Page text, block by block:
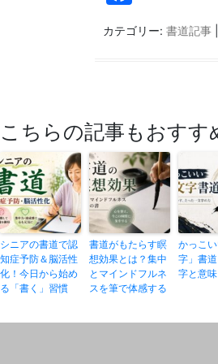
a
c
o
o
k
カテゴリー: 書道記事
こちらの記事もおすす
シニアの書道で認
知症予防＆脳活性
化！今日から始め
る「書く」習慣
書道がもたらす瞑
想効果とは？集中
とマインドフルネ
スを筆で体感する
かっこ
字」書
字と意